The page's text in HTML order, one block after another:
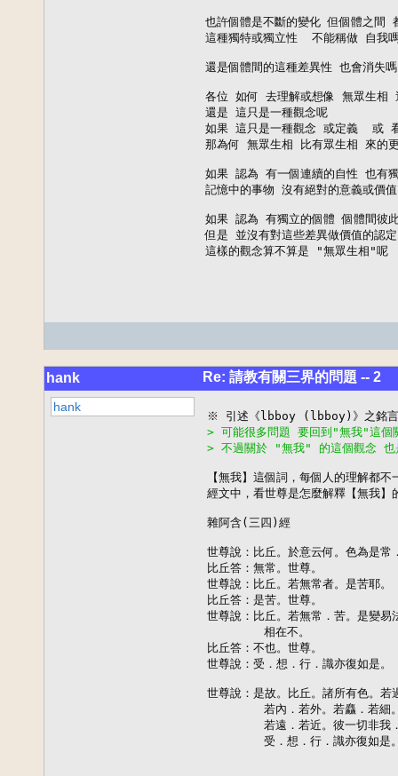
也許個體是不斷的變化 但個體之間
這種獨特或獨立性  不能稱做 自我
還是個體間的這種差異性 也會消失
各位 如何 去理解或想像 無眾生相
還是 這只是一種觀念呢
如果 這只是一種觀念 或定義  或
那為何 無眾生相 比有眾生相 來
如果 認為 有一個連續的自性 也有
記憶中的事物 沒有絕對的意義或
如果 認為 有獨立的個體 個體間彼
但是 並沒有對這些差異做價值的認
這樣的觀念算不算是 "無眾生相"呢
hank Re: 請教有關三界的問題 -- 2
hank
> 可能很多問題 要回到"無我"這個
> 不過關於 "無我" 的這個觀念 也
【無我】這個詞，每個人的理解都不
經文中，看世尊是怎麼解釋【無我】
雜阿含(三四)經
世尊說：比丘。於意云何。色為是常
比丘答：無常。世尊。
世尊說：比丘。若無常者。是苦耶。
比丘答：是苦。世尊。
世尊說：比丘。若無常．苦。是變
        相在不。
比丘答：不也。世尊。
世尊說：受．想．行．識亦復如是。
世尊說：是故。比丘。諸所有色。若
若內．若外。若麤．若細
若遠．若近。彼一切非我
受．想．行．識亦復如是